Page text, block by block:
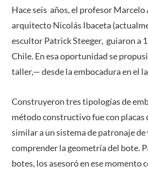
Hace seis años, el profesor
arquitecto Nicolás Ibaceta
escultor Patrick Steeger, guiaron a
Chile. En esa oportunidad se
taller,— desde la embocadura en el
Construyeron tres tipologías de
método constructivo fue con placas
similar a un sistema de patronaje
comprender la geometría del bote.
botes, los asesoró en ese momento